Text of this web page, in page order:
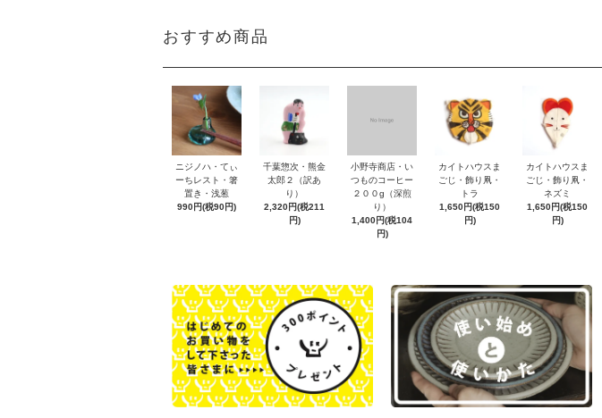
おすすめ商品
ニジノハ・てぃ
ーちレスト・箸
置き・浅葱
990円(税90円)
千葉惣次・熊金
太郎２（訳あ
り）
2,320円(税211
円)
小野寺商店・い
つものコーヒー
２００g（深煎
り）
1,400円(税104
円)
カイトハウスま
ごじ・飾り凧・
トラ
1,650円(税150
円)
カイトハウスま
ごじ・飾り凧・
ネズミ
1,650円(税150
円)